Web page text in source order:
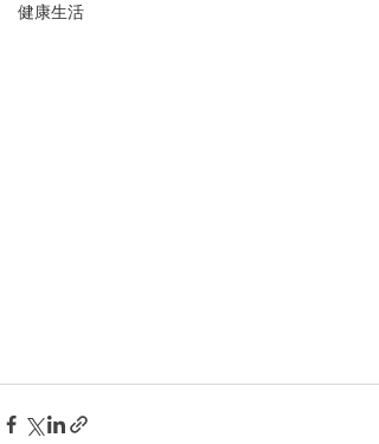
健康生活